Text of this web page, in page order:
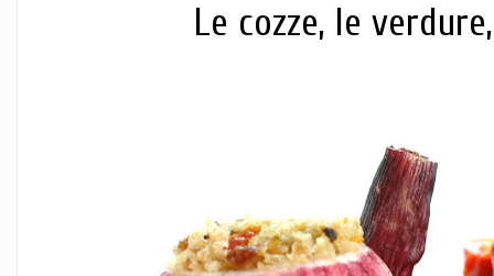
Le cozze, le